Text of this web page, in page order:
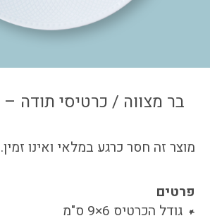
בר מצווה / כרטיסי תודה –
מוצר זה חסר כרגע במלאי ואינו זמין.
פרטים
גודל הכרטיס 6×9 ס"מ